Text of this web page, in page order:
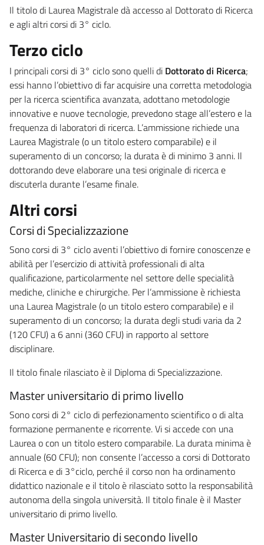
Il titolo di Laurea Magistrale dà accesso al Dottorato di Ricerca
e agli altri corsi di 3° ciclo.
Terzo ciclo
I principali corsi di 3° ciclo sono quelli di Dottorato di Ricerca;
essi hanno l’obiettivo di far acquisire una corretta metodologia
per la ricerca scientifica avanzata, adottano metodologie
innovative e nuove tecnologie, prevedono stage all’estero e la
frequenza di laboratori di ricerca. L’ammissione richiede una
Laurea Magistrale (o un titolo estero comparabile) e il
superamento di un concorso; la durata è di minimo 3 anni. Il
dottorando deve elaborare una tesi originale di ricerca e
discuterla durante l’esame finale.
Altri corsi
Corsi di Specializzazione
Sono corsi di 3° ciclo aventi l’obiettivo di fornire conoscenze e
abilità per l’esercizio di attività professionali di alta
qualificazione, particolarmente nel settore delle specialità
mediche, cliniche e chirurgiche. Per l’ammissione è richiesta
una Laurea Magistrale (o un titolo estero comparabile) e il
superamento di un concorso; la durata degli studi varia da 2
(120 CFU) a 6 anni (360 CFU) in rapporto al settore
disciplinare.
Il titolo finale rilasciato è il Diploma di Specializzazione.
Master universitario di primo livello
Sono corsi di 2° ciclo di perfezionamento scientifico o di alta
formazione permanente e ricorrente. Vi si accede con una
Laurea o con un titolo estero comparabile. La durata minima è
annuale (60 CFU); non consente l’accesso a corsi di Dottorato
di Ricerca e di 3°ciclo, perché il corso non ha ordinamento
didattico nazionale e il titolo è rilasciato sotto la responsabilità
autonoma della singola università. Il titolo finale è il Master
universitario di primo livello.
Master Universitario di secondo livello